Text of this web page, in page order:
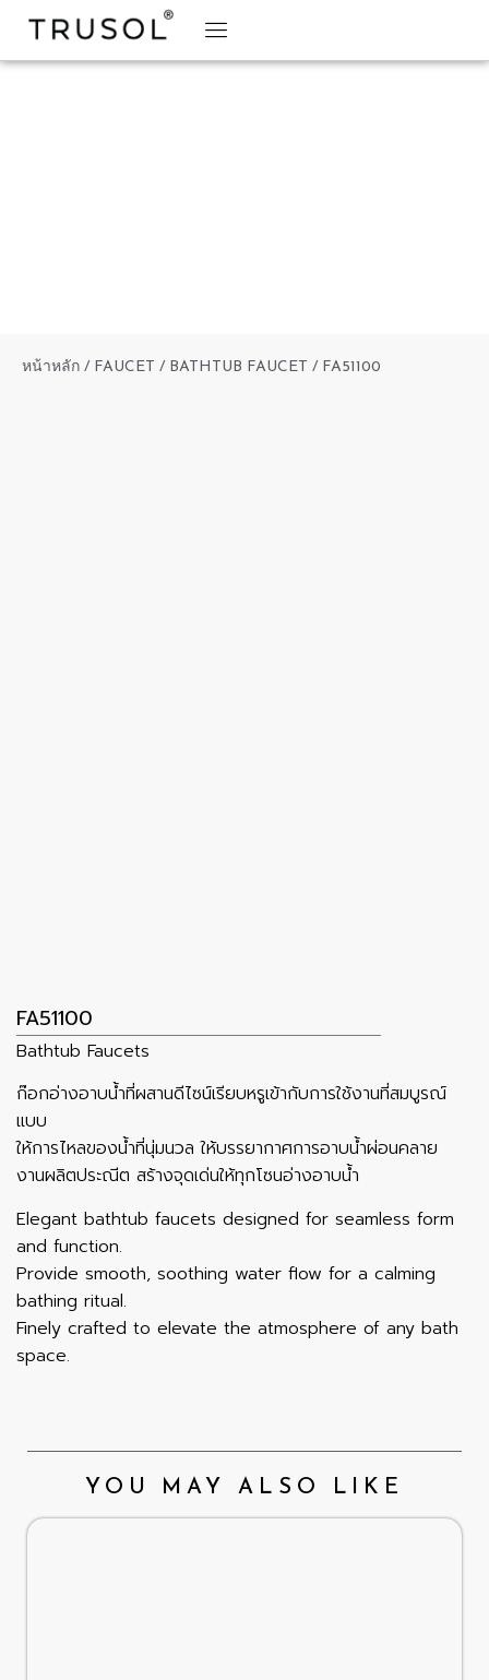
หน้าหลัก / FAUCET / BATHTUB FAUCET / FA51100
FA51100
Bathtub Faucets
ก๊อกอ่างอาบน้ำที่ผสานดีไซน์เรียบหรูเข้ากับการใช้งานที่สมบูรณ์
แบบ
ให้การไหลของน้ำที่นุ่มนวล ให้บรรยากาศการอาบน้ำผ่อนคลาย
งานผลิตประณีต สร้างจุดเด่นให้ทุกโซนอ่างอาบน้ำ
Elegant bathtub faucets designed for seamless form
and function.
Provide smooth, soothing water flow for a calming
bathing ritual.
Finely crafted to elevate the atmosphere of any bath
space.
YOU MAY ALSO LIKE